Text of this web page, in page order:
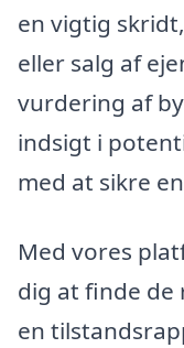
en vigtig
eller salg af
vurdering af
indsigt i
med at sikre
Med vores
dig at finde
en